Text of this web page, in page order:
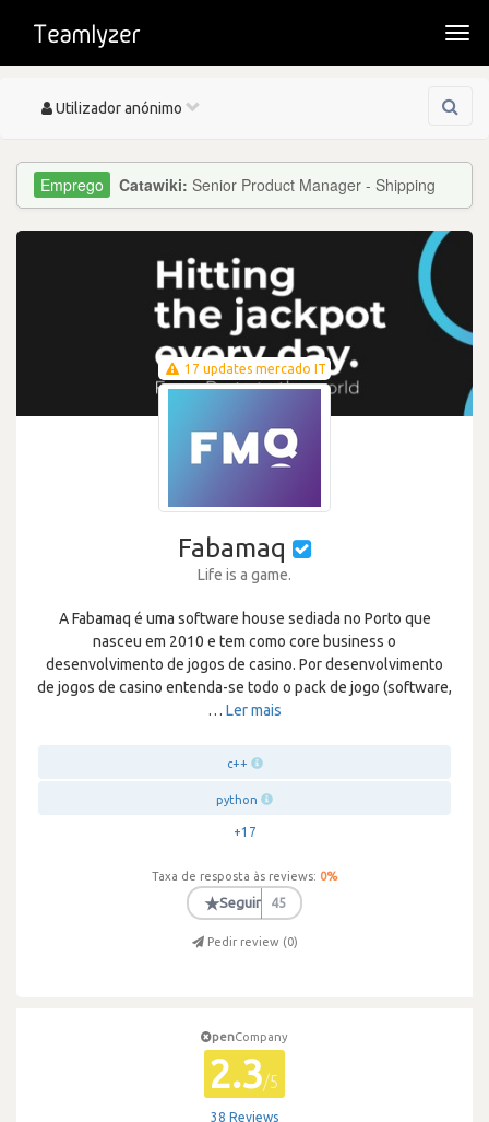
Toggle
Utilizador anónimo
Catawiki: Senior Product Manager - Shipping
17 updates mercado IT
Fabamaq
Life is a game.
A Fabamaq é uma software house sediada no Porto que
nasceu em 2010 e tem como core business o
desenvolvimento de jogos de casino. Por desenvolvimento
de jogos de casino entenda-se todo o pack de jogo (software,
… Ler mais
c++
python
+17
Taxa de resposta às reviews: 0%
★Seguir 45
Pedir review (0)
penCompany
2.3/5
38 Reviews